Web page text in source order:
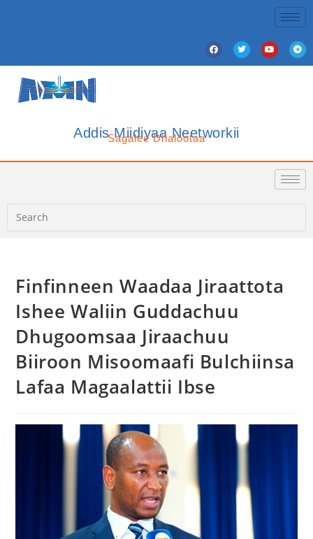
Addis Miidiyaa Neetworkii
Sagalee Dhalootaa
Finfinneen Waadaa Jiraattota
Ishee Waliin Guddachuu
Dhugoomsaa Jiraachuu
Biiroon Misoomaafi Bulchiinsa
Lafaa Magaalattii Ibse